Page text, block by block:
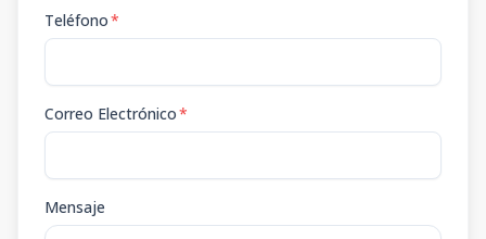
Teléfono*
Correo Electrónico*
Mensaje